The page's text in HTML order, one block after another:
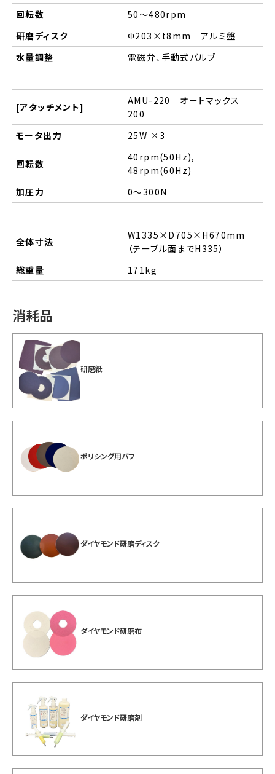
回転数
50～480rpm
研磨ディスク
Φ203×t8mm アルミ盤
水量調整
電磁弁、手動式バルブ
[アタッチメント]
AMU-220 オートマックス
200
モータ出力
25W ×3
回転数
40rpm(50Hz),
48rpm(60Hz)
加圧力
0～300N
全体寸法
W1335×D705×H670mm
（テーブル面までH335）
総重量
171kg
消耗品
研磨紙
ポリシング用バフ
ダイヤモンド研磨ディスク
ダイヤモンド研磨布
ダイヤモンド研磨剤